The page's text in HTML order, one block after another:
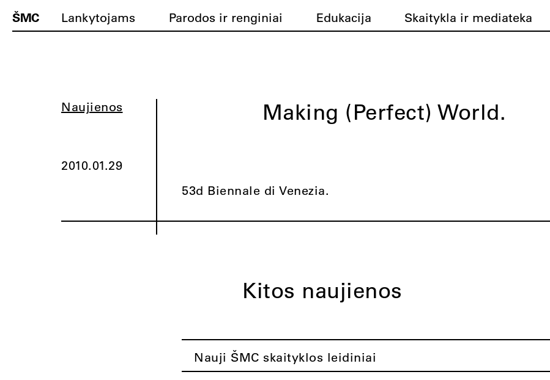
ŠMC Lankytojams Parodos ir renginiai Edukacija Skaitykla ir mediateka
Naujienos
2010.01.29
Making (Perfect) World.
53d Biennale di Venezia.
Kitos naujienos
Nauji ŠMC skaityklos leidiniai